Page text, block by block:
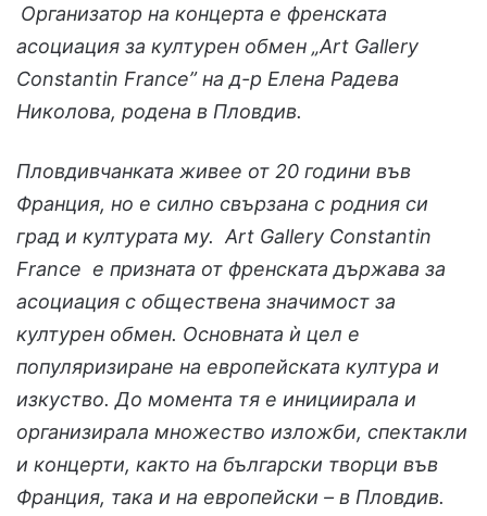
Организатор на концерта е френската
асоциация за културен обмен „Art Gallery
Constantin France” на д-р Елена Радева
Николова, родена в Пловдив.
Пловдивчанката живее от 20 години във
Франция, но е силно свързана с родния си
град и културата му. Art Gallery Constantin
France е призната от френската държава за
асоциация с обществена значимост за
културен обмен. Основната ѝ цел е
популяризиране на европейската култура и
изкуство. До момента тя е инициирала и
организирала множество изложби, спектакли
и концерти, както на български творци във
Франция, така и на европейски – в Пловдив.